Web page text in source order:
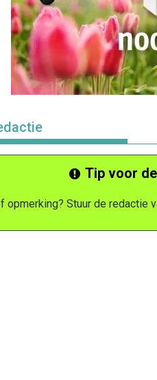
Tip voor
opmerking? Stuur de redactie